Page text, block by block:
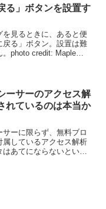
る」ボタンを設置す
を見るときに、あると便
戻る」ボタン。設置は難
。photo credit: Maple
ーサーのアクセス解
れているのは本当か
サーに限らず、無料ブロ
属しているアクセス解析
あてにならないという